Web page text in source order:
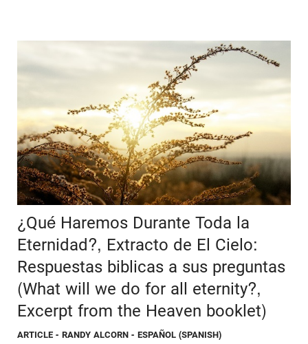
¿Qué Haremos Durante Toda la
Eternidad?, Extracto de El Cielo:
Respuestas biblicas a sus preguntas
(What will we do for all eternity?,
Excerpt from the Heaven booklet)
ARTICLE - RANDY ALCORN - ESPAÑOL (SPANISH)